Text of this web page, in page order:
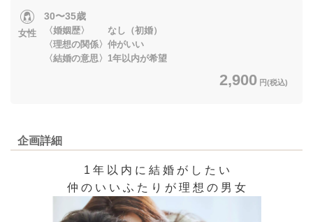
女性
30〜35歳
〈婚姻歴〉 なし（初婚）
〈理想の関係〉仲がいい
〈結婚の意思〉1年以内が希望
2,900 円(税込)
企画詳細
1 年 以 内 に 結 婚 が し た い
仲 の い い ふ た り が 理 想 の 男 女